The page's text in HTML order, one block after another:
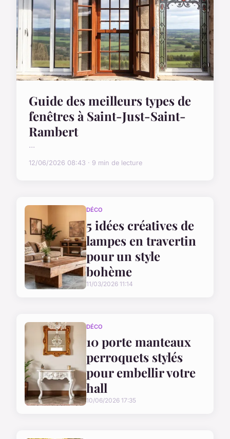
Guide des meilleurs types de
fenêtres à Saint-Just-Saint-
Rambert
...
12/06/2026 08:43 · 9 min de lecture
DÉCO
5 idées créatives de
lampes en travertin
pour un style
bohème
11/03/2026 11:14
DÉCO
10 porte manteaux
perroquets stylés
pour embellir votre
hall
10/06/2026 17:35